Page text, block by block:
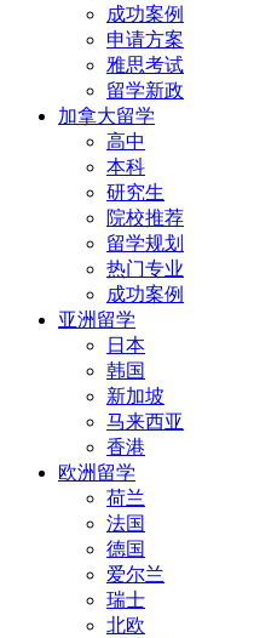
成功案例
申请方案
雅思考试
留学新政
加拿大留学
高中
本科
研究生
院校推荐
留学规划
热门专业
成功案例
亚洲留学
日本
韩国
新加坡
马来西亚
香港
欧洲留学
荷兰
法国
德国
爱尔兰
瑞士
北欧